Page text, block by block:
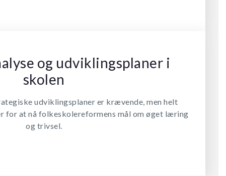
og udviklingsplaner i
skolen
udviklingsplaner er krævende, men helt
for at nå folkeskolereformens mål om øget læring
og trivsel.